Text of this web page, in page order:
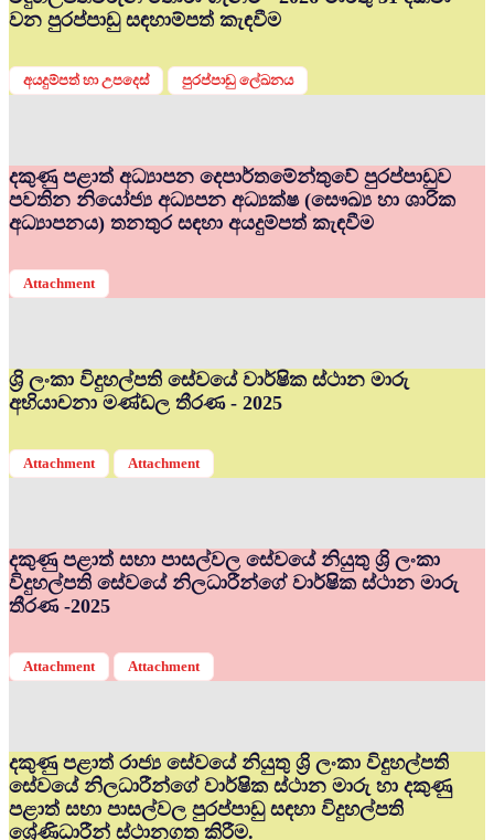
වන පුරප්පාඩු සඳහාම්පත් කැඳවීම
අයදුම්පත් හා උපදෙස් පුරප්පාඩු ලේඛනය
දකුණු පළාත් අධ්‍යාපන දෙපාර්තමේන්තුවේ පුරප්පාඩුව
පවතින නියෝජ්‍ය අධ්‍යපන අධ්‍යක්ෂ (සෞඛ්‍ය හා ශාරික
අධ්‍යාපනය) තනතුර සඳහා අයදුම්පත් කැඳවීම
Attachment
ශ්‍රි ලංකා විදුහල්පති සේවයේ වාර්ෂික ස්ථාන මාරු
අභියාචනා මණ්ඩල තීරණ - 2025
Attachment Attachment
දකුණු පළාත් සභා පාසල්වල සේවයේ නියුතු ශ්‍රි ලංකා
විදුහල්පති සේවයේ නිලධාරීන්ගේ වාර්ෂික ස්ථාන මාරු
තීරණ -2025
Attachment Attachment
දකුණු පළාත් රාජ්‍ය සේවයේ නියුතු ශ්‍රි ලංකා විදුහල්පති
සේවයේ නිලධාරීන්ගේ වාර්ෂික ස්ථාන මාරු හා දකුණු
පළාත් සභා පාසල්වල පුරප්පාඩු සඳහා විදුහල්පති
ශ්‍රේණිධාරීන් ස්ථානගත කිරීම.